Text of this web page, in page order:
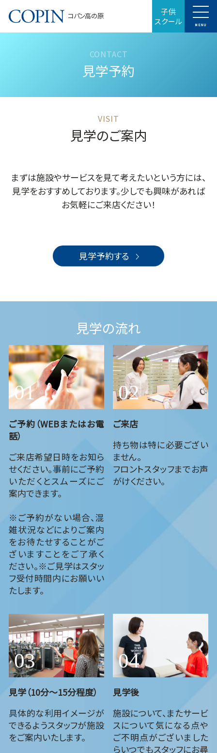
コパン高の原 子供
スクール MENU
見学予約
見学のご案内
まずは施設やサービスを見て考えたいという方には、
見学をおすすめしております。少しでも興味があれば
お気軽にご来店ください！
見学予約する
見学の流れ
ご予約（WEBまたはお電
話）
ご来店希望日時をお知ら
せください。事前にご予約
いただくとスムーズにご
案内できます。
※ご予約がない場合、混
雑状況などによりご案内
をお待たせすることがご
ざいますことをご了承く
ださい。※ご見学はスタッ
フ受付時間内にお願いい
たします。
ご来店
持ち物は特に必要ござい
ません。
フロントスタッフまでお声
がけください。
見学（10分～15分程度）
具体的な利用イメージが
できるようスタッフが施設
をご案内いたします。
見学後
施設について、またサービ
スについて気になる点や
ご不明点がございました
らいつでもスタッフにお尋